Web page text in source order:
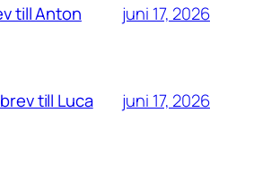
till Anton juni 17, 2026
till Luca juni 17, 2026